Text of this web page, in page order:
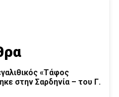
«Τάφος
στην Σαρδηνία – του Γ.